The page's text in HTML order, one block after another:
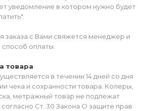
уведомление в котором нужно будет
заказа с Вами свяжется менеджер и
оплаты.
товара
в течении 14 дней со дня
чека и сохранности товара. Колеры,
метражный товар не подлежат
Ст. 30 Закона О защите прав